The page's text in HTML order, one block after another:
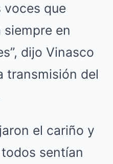
voces que
siempre en
dijo Vinasco
transmisión del
el cariño y
sentían